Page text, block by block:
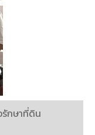
รักษาที่ดิน